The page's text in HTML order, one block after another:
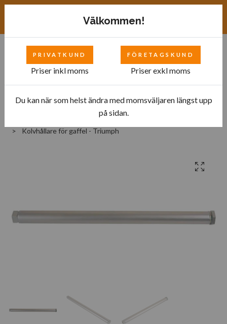
Tillbehör till motorcyklar
Verktyg för styrning och fjädring
Kolvhållare för gaffel - Triumph
Välkommen!
PRIVATKUND
Priser inkl moms
FÖRETAGSKUND
Priser exkl moms
Du kan när som helst ändra med momsväljaren längst upp
på sidan.